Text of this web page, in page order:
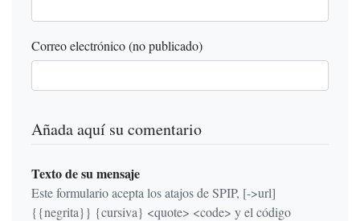
Correo electrónico (no publicado)
Añada aquí su comentario
Texto de su mensaje
Este formulario acepta los atajos de SPIP, [->url]
{{negrita}} {cursiva} <quote> <code> y el código